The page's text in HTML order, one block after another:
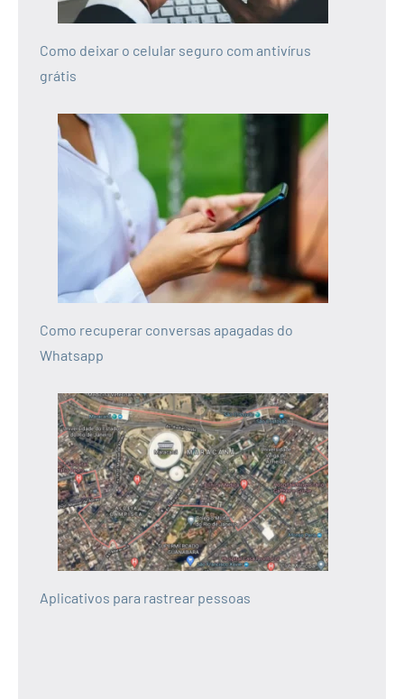
Como deixar o celular seguro com antivírus
grátis
Como recuperar conversas apagadas do
Whatsapp
Aplicativos para rastrear pessoas